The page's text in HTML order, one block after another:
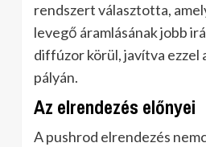
rendszert választotta,
levegő áramlásának jobb
diffúzor körül, javítva ezzel
pályán.
Az elrendezés előnyei
A pushrod elrendezés